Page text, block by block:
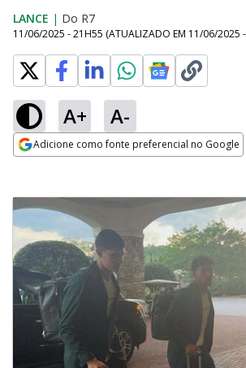
LANCE | Do R7
11/06/2025 - 21H55 (ATUALIZADO EM 11/06/2025
A+ A-
Adicione como fonte preferencial no Google